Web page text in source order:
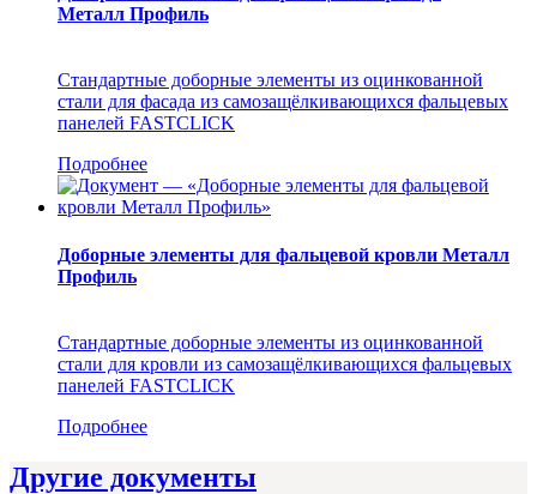
Металл Профиль
Стандартные доборные элементы из оцинкованной
стали для фасада из самозащёлкивающихся фальцевых
панелей FASTCLICK
Подробнее
Доборные элементы для фальцевой кровли Металл
Профиль
Стандартные доборные элементы из оцинкованной
стали для кровли из самозащёлкивающихся фальцевых
панелей FASTCLICK
Подробнее
Другие документы